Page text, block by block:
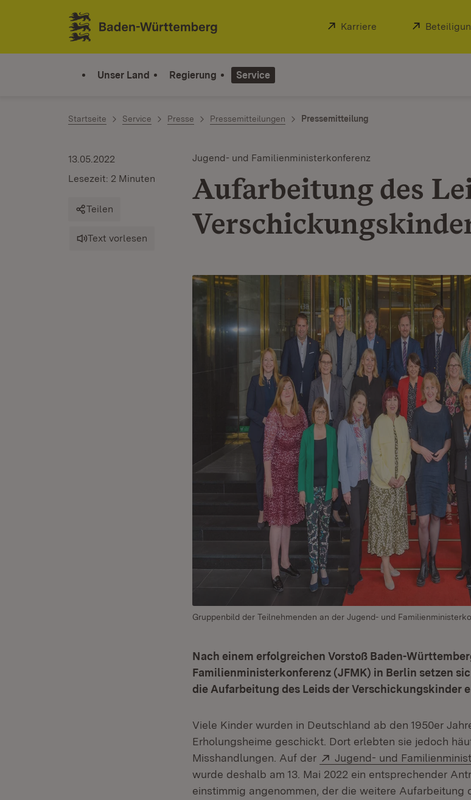
Zum Inhalt springen
Link zur Startseite
Extern:
Karriere (Öffnet in neuem
Extern:
Unser Land Regierung Service
Startseite Service Presse Pressemitteilungen Pressemitteilung
Jugend- und Familienministerkonferenz
Aufarbeitung des
13.05.2022
Lesezeit: 2 Minuten
Teilen
Text vorlesen
Gruppenbild der Teilnehmenden an der Jugend- und
Nach einem erfolgreichen Vorstoß Baden-
Familienministerkonferenz (JFMK) in Berlin setzen
die Aufarbeitung des Leids der Verschickungskinder
Viele Kinder wurden in Deutschland ab den 1950er
Erholungsheime geschickt. Dort erlebten sie jedoch
Misshandlungen. Auf der
Extern:
Jugend- und
wurde deshalb am 13. Mai 2022 ein entsprechender
einstimmig angenommen, der die weitere Aufarbeitung